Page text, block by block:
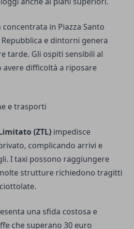
in Piazza Santo
e dintorni genera
tarde. Gli ospiti sensibili al
difficoltà a riposare
e trasporti
(ZTL) impedisce
complicando arrivi e
I taxi possono raggiungere
strutture richiedono tragitti
una sfida costosa e
che superano 30 euro